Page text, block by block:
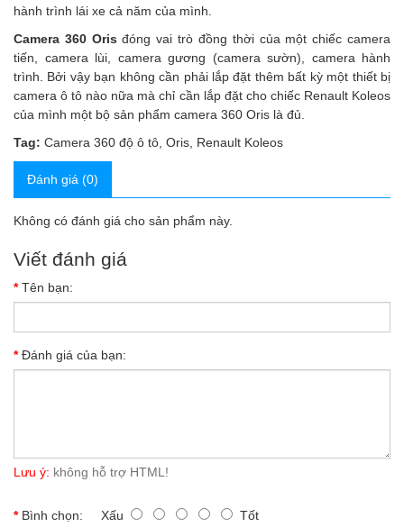
hành trình lái xe cả năm của mình.
Camera 360 Oris đóng vai trò đồng thời của một chiếc camera
tiến, camera lùi, camera gương (camera sườn), camera hành
trình. Bởi vậy bạn không cần phải lắp đặt thêm bất kỳ một thiết bị
camera ô tô nào nữa mà chỉ cần lắp đặt cho chiếc Renault Koleos
của mình một bộ sản phẩm camera 360 Oris là đủ.
Tag: Camera 360 độ ô tô Oris Renault Koleos
Đánh giá (0)
Không có đánh giá cho sản phẩm này.
Viết đánh giá
Tên bạn:
Đánh giá của bạn:
Lưu ý: không hỗ trợ HTML!
Bình chọn: Xấu Tốt